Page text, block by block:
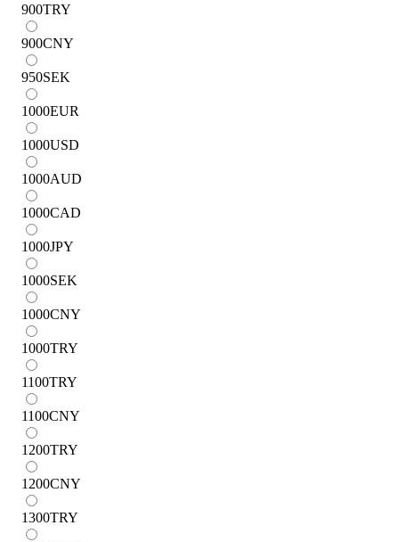
900TRY
900CNY
950SEK
1000EUR
1000USD
1000AUD
1000CAD
1000JPY
1000SEK
1000CNY
1000TRY
1100TRY
1100CNY
1200TRY
1200CNY
1300TRY